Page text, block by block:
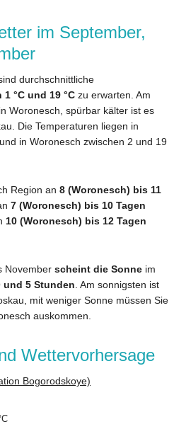
im September,
durchschnittliche
°C und 19 °C zu erwarten. Am
Woronesch, spürbar kälter ist es
Die Temperaturen liegen in
in Woronesch zwischen 2 und 19
Region an 8 (Woronesch) bis 11
7 (Woronesch) bis 10 Tagen
10 (Woronesch) bis 12 Tagen
November scheint die Sonne im
und 5 Stunden. Am sonnigsten ist
mit weniger Sonne müssen Sie
auskommen.
Wettervorhersage
Bogorodskoye)